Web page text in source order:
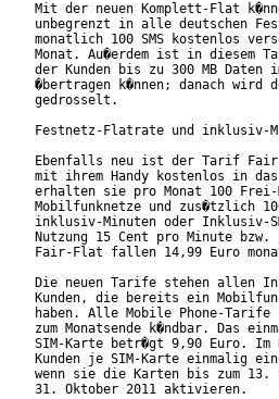
Mit der neuen Komplett-Flat
unbegrenzt in alle deutschen
monatlich 100 SMS kostenlos
Monat. Au�erdem ist in
der Kunden bis zu 300 MB
�bertragen k�nnen; danach wird
gedrosselt.
Festnetz-Flatrate und inklusiv-
Ebenfalls neu ist der Tarif
mit ihrem Handy kostenlos in das
erhalten sie pro Monat 100
Mobilfunknetze und zus�tzlich
inklusiv-Minuten oder Inklusiv-
Nutzung 15 Cent pro Minute
Fair-Flat fallen 14,99 Euro
Die neuen Tarife stehen allen
Kunden, die bereits ein
haben. Alle Mobile Phone-
zum Monatsende k�ndbar. Das
SIM-Karte betr�gt 9,90 Euro. Im
Kunden je SIM-Karte einmalig
wenn sie die Karten bis zum 13.
31. Oktober 2011